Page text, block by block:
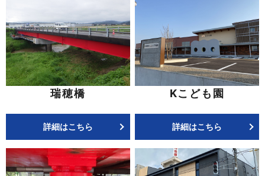
瑞穂橋
詳細はこちら
Kこども園
詳細はこちら